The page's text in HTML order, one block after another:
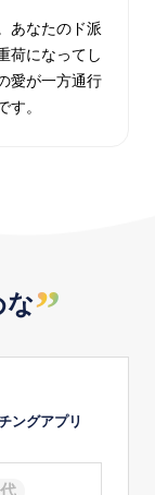
あなたのド派
荷になってし
愛が一方通行
す。
な”
ングアプリ